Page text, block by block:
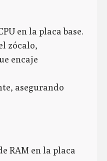
en la placa base.
zócalo,
encaje
asegurando
RAM en la placa